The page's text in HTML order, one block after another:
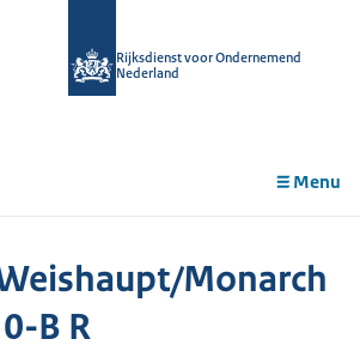
Rijksdienst voor Ondernemend
Nederland
Menu
Monarch
B R